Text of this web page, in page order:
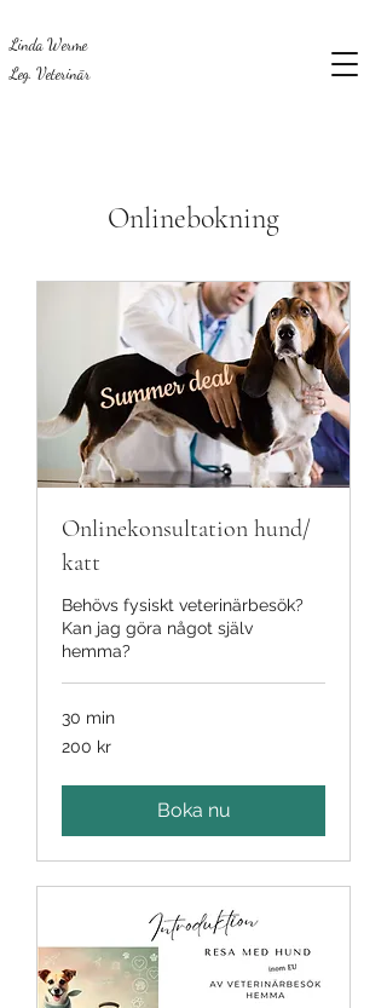
Linda Werme
Leg. Veterinär
Onlinebokning
Onlinekonsultation hund/
katt
Behövs fysiskt veterinärbesök?
Kan jag göra något själv
hemma?
30 min
200
svenska
200 kr
Boka nu